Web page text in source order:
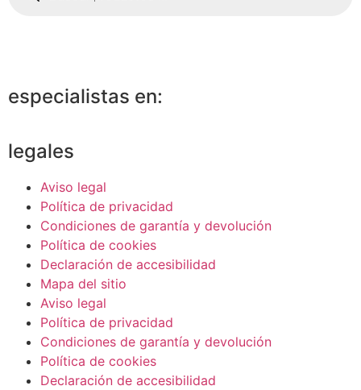
especialistas en:
legales
Aviso legal
Política de privacidad
Condiciones de garantía y devolución
Política de cookies
Declaración de accesibilidad
Mapa del sitio
Aviso legal
Política de privacidad
Condiciones de garantía y devolución
Política de cookies
Declaración de accesibilidad